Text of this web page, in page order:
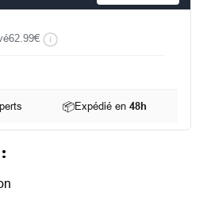
62.99€
📦Expédié en 48h